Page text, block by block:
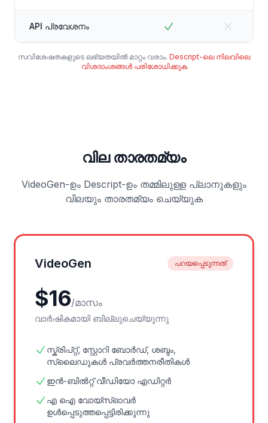
API പ്രവേശനം
സവിശേഷതകളുടെ ലഭ്യതയിൽ മാറ്റം വരാം. Descript-ലെ നിലവിലെ
വിശദാംശങ്ങൾ പരിശോധിക്കുക
വില താരതമ്യം
VideoGen-ഉം Descript-ഉം തമ്മിലുള്ള പ്ലാനുകളും
വിലയും താരതമ്യം ചെയ്യുക
VideoGen പറയപ്പെടുന്നത്
$16/മാസം
വാർഷികമായി ബില്ലുചെയ്യുന്നു
സ്ക്രിപ്റ്റ്, സ്റ്റോറി ബോർഡ്, ശബ്ദം,
സ്ലൈഡുകൾ പ്രവർത്തനരീതികൾ
ഇൻ-ബിൽറ്റ് വീഡിയോ എഡിറ്റർ
എ ഐ വോയ്സ്‌ഓവർ
ഉൾപ്പെടുത്തപ്പെട്ടിരിക്കുന്നു